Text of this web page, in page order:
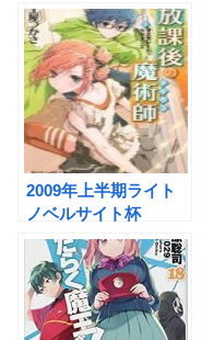
2009年上半期ライト
ノベルサイト杯